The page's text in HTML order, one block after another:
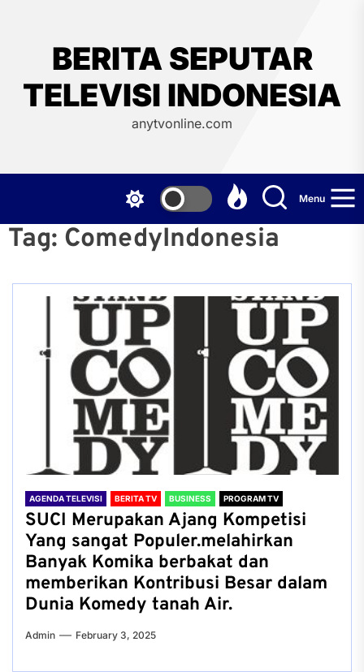
BERITA SEPUTAR
TELEVISI INDONESIA
anytvonline.com
Menu
Tag: ComedyIndonesia
AGENDA TELEVISI BERITA TV BUSINESS PROGRAM TV
SUCI Merupakan Ajang Kompetisi
Yang sangat Populer.melahirkan
Banyak Komika berbakat dan
memberikan Kontribusi Besar dalam
Dunia Komedy tanah Air.
Admin February 3, 2025